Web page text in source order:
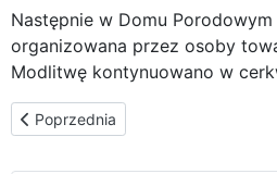
Następnie w Domu
organizowana przez osoby
Modlitwę kontynuowano w
Poprzednia strona: Ruchoma
Poprzednia